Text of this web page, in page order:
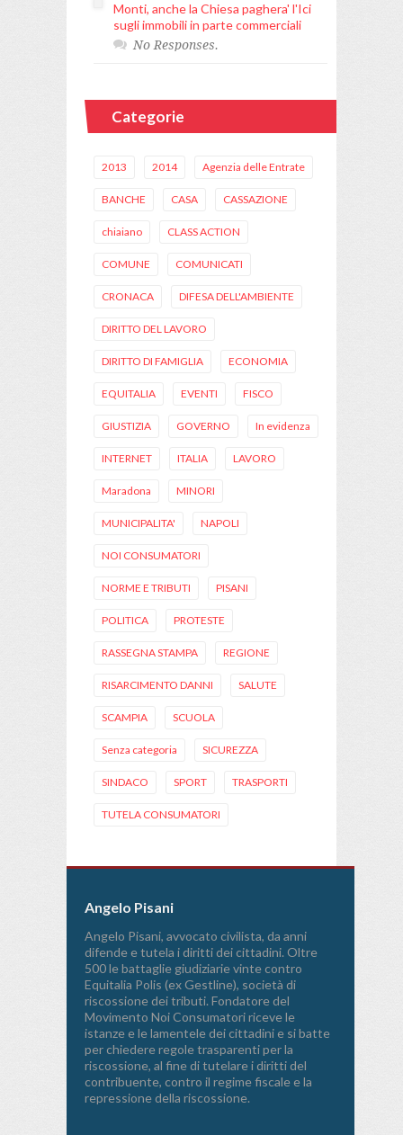
Monti, anche la Chiesa paghera' l'Ici
sugli immobili in parte commerciali
No Responses.
Categorie
2013 2014 Agenzia delle Entrate
BANCHE CASA CASSAZIONE
chiaiano CLASS ACTION
COMUNE COMUNICATI
CRONACA DIFESA DELL'AMBIENTE
DIRITTO DEL LAVORO
DIRITTO DI FAMIGLIA ECONOMIA
EQUITALIA EVENTI FISCO
GIUSTIZIA GOVERNO In evidenza
INTERNET ITALIA LAVORO
Maradona MINORI
MUNICIPALITA' NAPOLI
NOI CONSUMATORI
NORME E TRIBUTI PISANI
POLITICA PROTESTE
RASSEGNA STAMPA REGIONE
RISARCIMENTO DANNI SALUTE
SCAMPIA SCUOLA
Senza categoria SICUREZZA
SINDACO SPORT TRASPORTI
TUTELA CONSUMATORI
Angelo Pisani
Angelo Pisani, avvocato civilista, da anni
difende e tutela i diritti dei cittadini. Oltre
500 le battaglie giudiziarie vinte contro
Equitalia Polis (ex Gestline), società di
riscossione dei tributi. Fondatore del
Movimento Noi Consumatori riceve le
istanze e le lamentele dei cittadini e si batte
per chiedere regole trasparenti per la
riscossione, al fine di tutelare i diritti del
contribuente, contro il regime fiscale e la
repressione della riscossione.